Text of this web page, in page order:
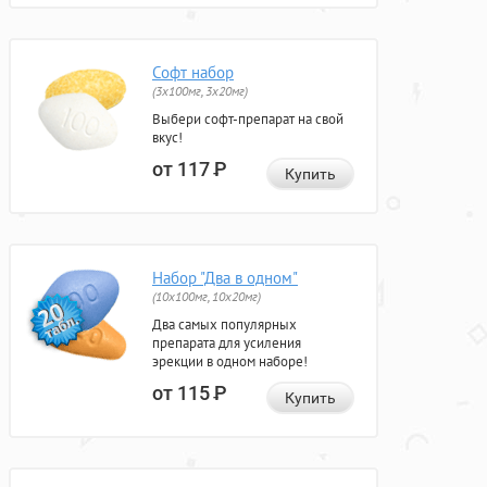
Софт набор
(3x100мг, 3x20мг)
Выбери софт-препарат на свой
вкус!
от 117Р Купить
Набор "Два в одном"
(10x100мг, 10x20мг)
Два самых популярных
препарата для усиления
эрекции в одном наборе!
от 115Р Купить